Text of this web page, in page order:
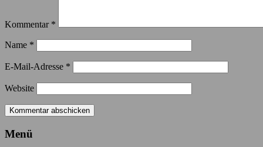
Kommentar *
Name *
E-Mail-Adresse *
Website
Menü